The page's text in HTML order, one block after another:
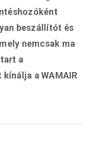
beszállítót és
nemcsak ma
a
a WAMAIR